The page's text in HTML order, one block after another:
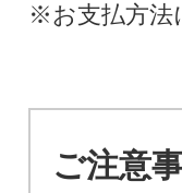
※お支払方法
ご注意